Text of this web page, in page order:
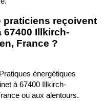
praticiens reçoivent
67400 Illkirch-
France ?
énergétiques
à 67400 Illkirch-
ou aux alentours.